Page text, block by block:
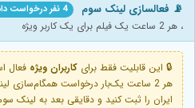
📡 فعالسازی لینک سوم 4 نفر درخواست داده
، هر 2 ساعت یک فیلم برای یک کاربر ویژه
🔒 این قابلیت فقط برای کاربران ویژه فعال
ایران را ثبت کنید و دقایقی بعد به